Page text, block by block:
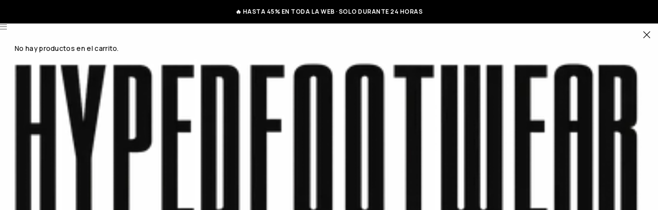
🔥 HASTA 45% EN TODA LA WEB · SOLO DURANTE 24 HORAS
No hay productos en el carrito.